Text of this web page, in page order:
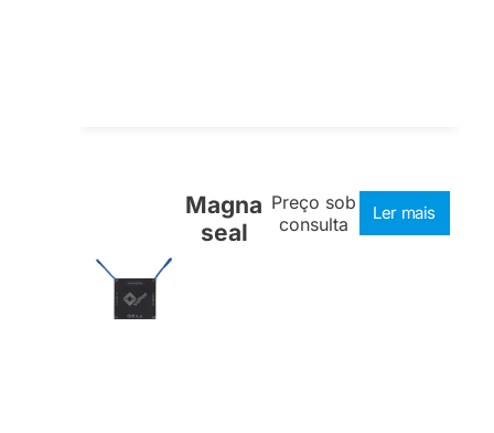
Magna
seal
Preço sob
consulta
Ler mais